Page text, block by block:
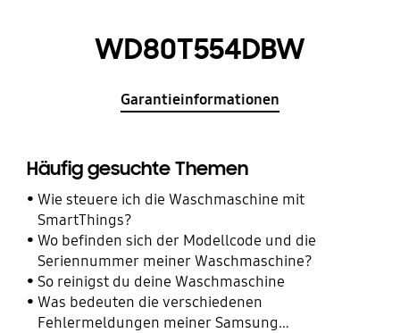
WD80T554DBW
Garantieinformationen
Häufig gesuchte Themen
Wie steuere ich die Waschmaschine mit
SmartThings?
Wo befinden sich der Modellcode und die
Seriennummer meiner Waschmaschine?
So reinigst du deine Waschmaschine
Was bedeuten die verschiedenen
Fehlermeldungen meiner Samsung